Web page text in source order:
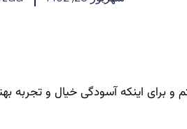
برای اینکه آسودگی خیال و تجربه